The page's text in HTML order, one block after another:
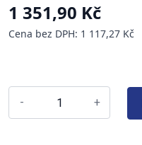
1 351,90 Kč
Cena bez DPH: 1 117,27 Kč
- +